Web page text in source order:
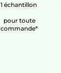
1 échantillon
pour toute
commande*